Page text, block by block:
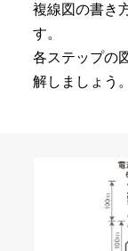
複線図の書き
す。
各ステップの
解しましょう。